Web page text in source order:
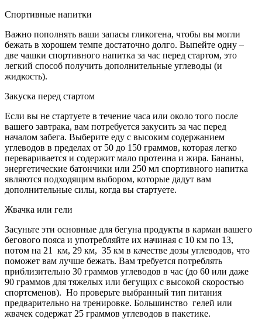
Спортивные напитки
Важно пополнять ваши запасы гликогена, чтобы вы могли
бежать в хорошем темпе достаточно долго. Выпейте одну –
две чашки спортивного напитка за час перед стартом, это
легкий способ получить дополнительные углеводы (и
жидкость).
Закуска перед стартом
Если вы не стартуете в течение часа или около того после
вашего завтрака, вам потребуется закусить за час перед
началом забега. Выберите еду с высоким содержанием
углеводов в пределах от 50 до 150 граммов, которая легко
переваривается и содержит мало протеина и жира. Бананы,
энергетические батончики или 250 мл спортивного напитка
являются подходящим выбором, которые дадут вам
дополнительные силы, когда вы стартуете.
Жвачка или гели
Засуньте эти основные для бегуна продукты в карман вашего
бегового пояса и употребляйте их начиная с 10 км по 13,
потом на 21 км, 29 км, 35 км в качестве дозы углеводов, что
поможет вам лучше бежать. Вам требуется потреблять
приблизительно 30 граммов углеводов в час (до 60 или даже
90 граммов для тяжелых или бегущих с высокой скоростью
спортсменов). Но проверьте выбранный тип питания
предварительно на тренировке. Большинство гелей или
жвачек содержат 25 граммов углеводов в пакетике.